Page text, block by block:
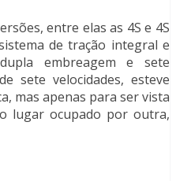
entre elas as 4S e 4S
de tração integral e
embreagem e sete
sete velocidades, esteve
mas apenas para ser vista
lugar ocupado por outra,